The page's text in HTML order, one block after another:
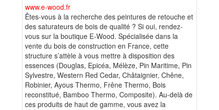
www.e-wood.fr
Êtes-vous à la recherche des peintures de retouche et
des saturateurs de bois de qualité ? Si oui, rendez-
vous sur la boutique E-Wood. Spécialisée dans la
vente du bois de construction en France, cette
structure s’attèle à vous mettre à disposition des
essences (Douglas, Epicéa, Mélèze, Pin Maritime, Pin
Sylvestre, Western Red Cedar, Châtaignier, Chêne,
Robinier, Ayous Thermo, Frêne Thermo, Bois
reconstitué, Bamboo Thermo, Composite). Au-delà de
ces produits de haut de gamme, vous avez la